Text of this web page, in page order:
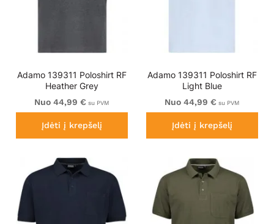
Adamo 139311 Poloshirt RF
Heather Grey
Nuo 44,99 € su PVM
Įdėti į krepšelį
Adamo 139311 Poloshirt RF
Light Blue
Nuo 44,99 € su PVM
Įdėti į krepšelį